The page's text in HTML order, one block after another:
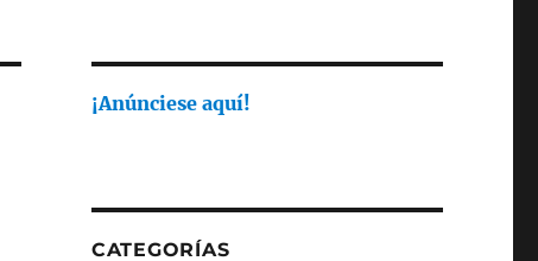
¡Anúnciese aquí!
CATEGORÍAS